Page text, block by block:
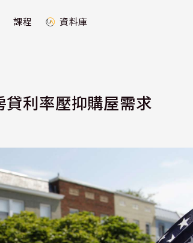
課程 資料庫
利率壓抑購屋需求